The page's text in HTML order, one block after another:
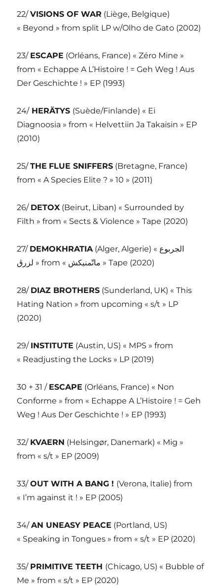
22/VISIONS OF WAR (Liège, Belgique)
« Beyond » from split LP w/Olho de Gato (2002)
23/ ESCAPE (Orléans, France) « Zéro Mine »
from « Echappe A L’Histoire ! = Geh Weg ! Aus
Der Geschichte ! » EP (1993)
24/HERÄTYS (Suède/Finlande) « Ei
Diagnoosia » from « Helvettiin Ja Takaisin » EP
(2010)
25/THE FLUE SNIFFERS (Bretagne, France)
from « A Species Elite ? » 10 » (2011)
26/ DETOX (Beirut, Liban) « Surrounded by
Filth » from « Sects & Violence » Tape (2020)
27/ DEMOKHRATIA(Alger, Algerie) « الجربوع
لزرڨ » from « ماتّمنيكش » Tape (2020)
28/ DIAZ BROTHERS (Sunderland, UK) « This
Hating Nation » from upcoming « s/t » LP
(2020)
29/ INSTITUTE (Austin, US) « MPS » from
« Readjusting the Locks » LP (2019)
30 + 31 / ESCAPE (Orléans, France) « Non
Conforme » from « Echappe A L’Histoire ! = Geh
Weg ! Aus Der Geschichte ! » EP (1993)
32/ KVAERN (Helsingør, Danemark) « Mig »
from « s/t » EP (2009)
33/OUT WITH A BANG ! (Verona, Italie) from
« I’m against it ! » EP (2005)
34/AN UNEASY PEACE (Portland, US)
« Speaking in Tongues » from « s/t » EP (2020)
35/ PRIMITIVE TEETH (Chicago, US) « Bubble of
Me » from « s/t » EP (2020)